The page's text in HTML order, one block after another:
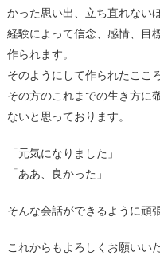
かった思い出、立ち直れない
経験によって信念、感情、目
作られます。
そのようにして作られたここ
その方のこれまでの生き方に
ないと思っております。
「元気になりました」
「ああ、良かった」
そんな会話ができるように頑
これからもよろしくお願いい